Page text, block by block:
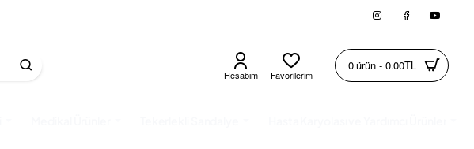
Hesabım Favorilerim
0 ürün - 0.00TL